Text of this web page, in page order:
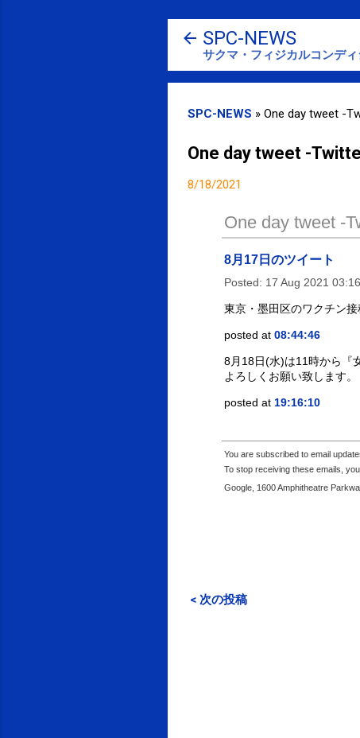
SPC-NEWS
サクマ・フィジカルコンデ
SPC-NEWS » One day tweet -
One day tweet -
8/18/2021
One day tweet -
8月17日のツイート
Posted: 17 Aug 2021
東京・墨田区のワクチン
posted at 08:44:46
8月18日(水)は11時から『
よろしくお願い致します
posted at 19:16:10
You are subscribed to email
To stop receiving these emails,
Google, 1600 Amphitheatre
< 次の投稿